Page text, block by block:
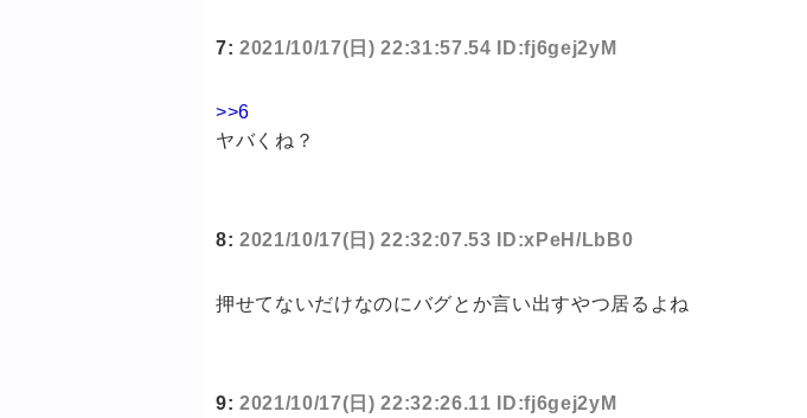
7: 2021/10/17(日) 22:31:57.54 ID:fj6gej2yM
>>6
ヤバくね？
8: 2021/10/17(日) 22:32:07.53 ID:xPeH/LbB0
押せてないだけなのにバグとか言い出すやつ居るよね
9: 2021/10/17(日) 22:32:26.11 ID:fj6gej2yM